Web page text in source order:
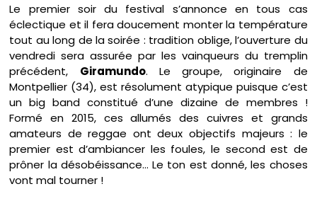
Le premier soir du festival s’annonce en tous cas
éclectique et il fera doucement monter la température
tout au long de la soirée : tradition oblige, l’ouverture du
vendredi sera assurée par les vainqueurs du tremplin
précédent, Giramundo. Le groupe, originaire de
Montpellier (34), est résolument atypique puisque c’est
un big band constitué d’une dizaine de membres !
Formé en 2015, ces allumés des cuivres et grands
amateurs de reggae ont deux objectifs majeurs : le
premier est d’ambiancer les foules, le second est de
prôner la désobéissance… Le ton est donné, les choses
vont mal tourner !